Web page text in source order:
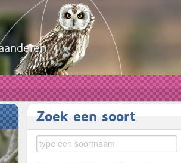
Zoek een soort